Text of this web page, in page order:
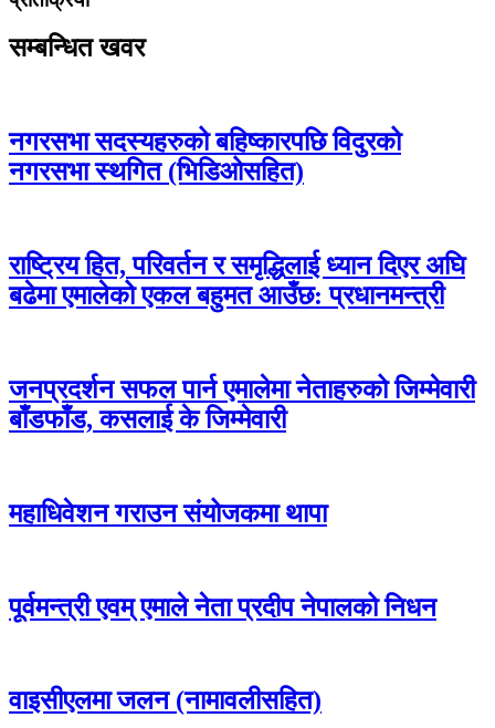
सम्बन्धित खवर
नगरसभा सदस्यहरुको बहिष्कारपछि विदुरको
नगरसभा स्थगित (भिडिओसहित)
राष्ट्रिय हित, परिवर्तन र समृद्धिलाई ध्यान दिएर अघि
बढेमा एमालेको एकल बहुमत आउँछ: प्रधानमन्त्री
जनप्रदर्शन सफल पार्न एमालेमा नेताहरुको जिम्मेवारी
बाँडफाँड, कसलाई के जिम्मेवारी
महाधिवेशन गराउन संयोजकमा थापा
पूर्वमन्त्री एवम् एमाले नेता प्रदीप नेपालको निधन
वाइसीएलमा जलन (नामावलीसहित)